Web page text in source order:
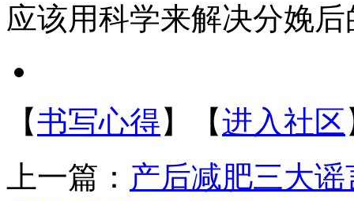
应该用科学来解决分娩
【书写心得】 【进入社区
上一篇： 产后减肥三大